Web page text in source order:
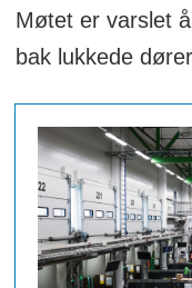
Møtet er varslet
bak lukkede